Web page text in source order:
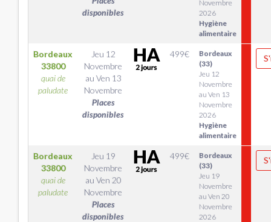
disponibles
Novembre
2026
Hygiène
alimentaire
Bordeaux
33800
quai de
paludate
Jeu 12
Novembre
au Ven 13
Novembre
Places
disponibles
499€
Bordeaux
(33)
Jeu 12
Novembre
au Ven 13
Novembre
2026
Hygiène
alimentaire
Bordeaux
33800
quai de
paludate
Jeu 19
Novembre
au Ven 20
Novembre
Places
disponibles
499€
Bordeaux
(33)
Jeu 19
Novembre
au Ven 20
Novembre
2026